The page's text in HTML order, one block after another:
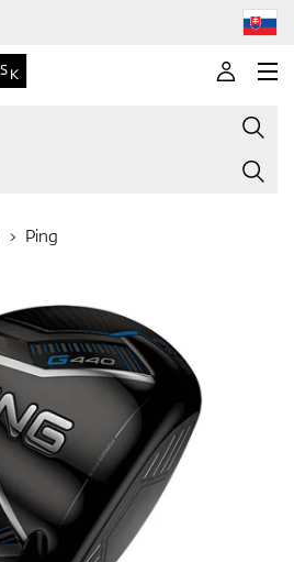
Oblečenie
Ping